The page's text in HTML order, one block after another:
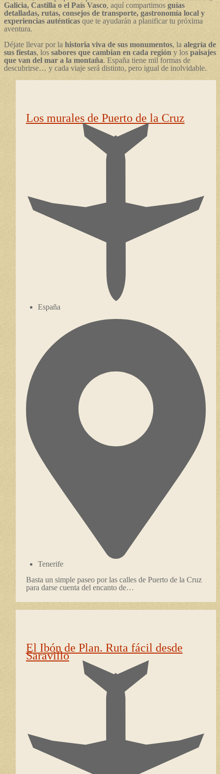
Galicia, Castilla o el País Vasco, aquí compartimos guías
detalladas, rutas, consejos de transporte, gastronomía local y
experiencias auténticas que te ayudarán a planificar tu próxima
aventura.
Déjate llevar por la historia viva de sus monumentos, la alegría de
sus fiestas, los sabores que cambian en cada región y los paisajes
que van del mar a la montaña. España tiene mil formas de
descubrirse… y cada viaje será distinto, pero igual de inolvidable.
Los murales de Puerto de la Cruz
España
Tenerife
Basta un simple paseo por las calles de Puerto de la Cruz
para darse cuenta del encanto de…
El Ibón de Plan. Ruta fácil desde
Saravillo